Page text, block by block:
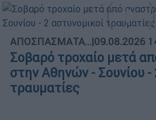
ΑΠΟΣΠΑΣΜΑΤΑ...|09.08.2026
Σοβαρό τροχαίο μετά
στην Αθηνών - Σουνίου -
τραυματίες